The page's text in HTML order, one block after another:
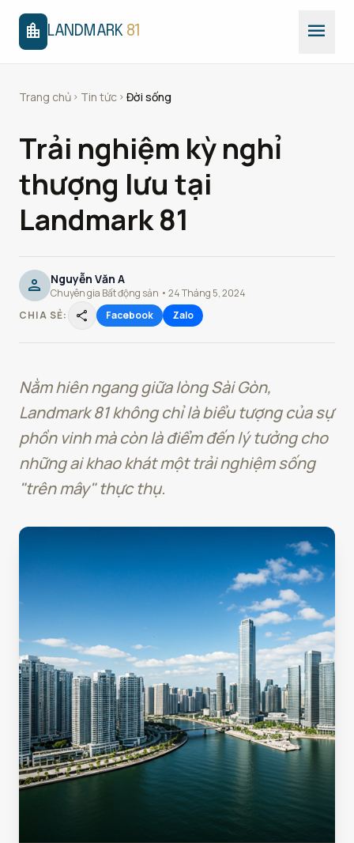
location_city LANDMARK 81 menu
Trang chủ chevron_right Tin tức chevron_right Đời sống
Trải nghiệm kỳ nghỉ
thượng lưu tại
Landmark 81
person Nguyễn Văn A
Chuyên gia Bất động sản • 24 Tháng 5, 2024
CHIA SẺ:
share Facebook Zalo
Nằm hiên ngang giữa lòng Sài Gòn,
Landmark 81 không chỉ là biểu tượng của sự
phồn vinh mà còn là điểm đến lý tưởng cho
những ai khao khát một trải nghiệm sống
"trên mây" thực thụ.